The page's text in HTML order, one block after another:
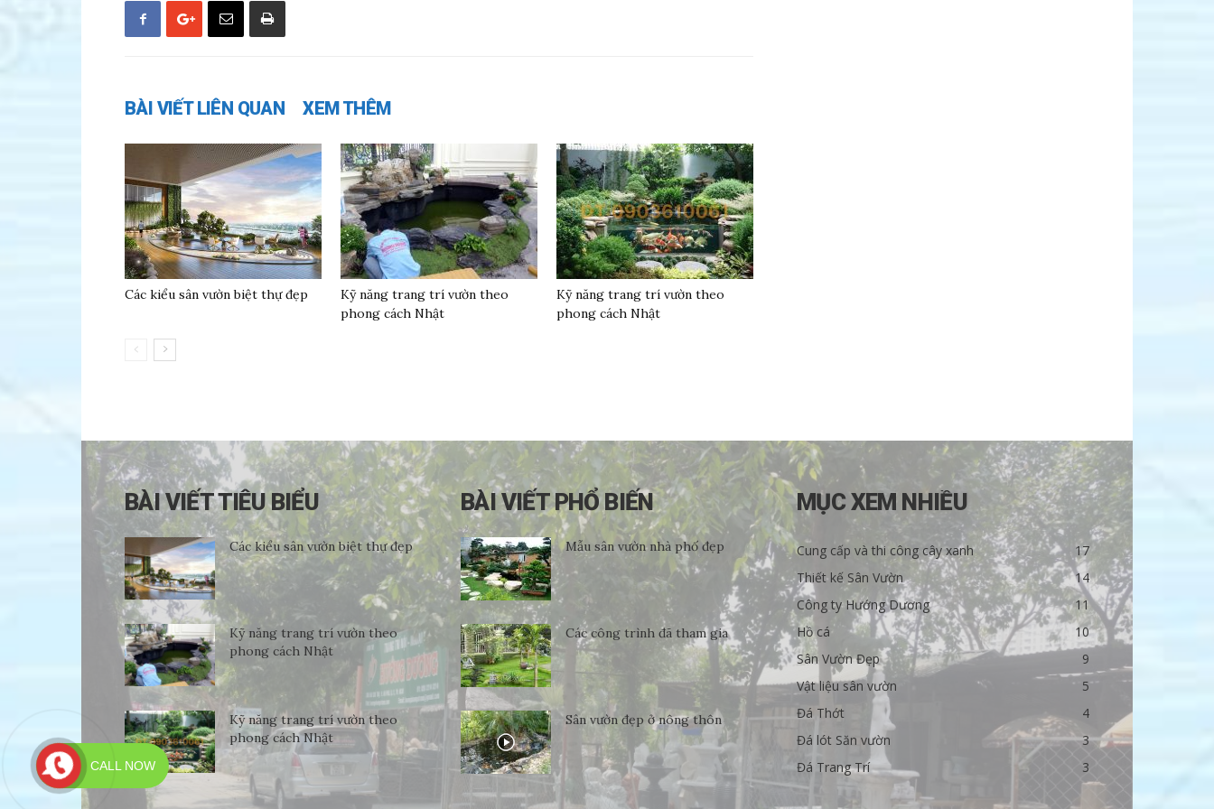
BÀI VIẾT LIÊN QUAN XEM THÊM
Các kiểu sân vườn biệt thự đẹp
Kỹ năng trang trí vườn theo
phong cách Nhật
Kỹ năng trang trí vườn theo
phong cách Nhật
BÀI VIẾT TIÊU BIỂU
Các kiểu sân vườn biệt thự đẹp
Kỹ năng trang trí vườn theo
phong cách Nhật
Kỹ năng trang trí vườn theo
phong cách Nhật
BÀI VIẾT PHỔ BIẾN
Mẫu sân vườn nhà phố đẹp
Các công trình đã tham gia
Sân vườn đẹp ở nông thôn
MỤC XEM NHIỀU
Cung cấp và thi công cây xanh
17
Thiết kế Sân Vườn
14
Công ty Hướng Dương
11
Hồ cá
10
Sân Vườn Đẹp
9
Vật liệu sân vườn
5
Đá Thớt
4
Đá lót Săn vườn
3
Đá Trang Trí
3
CALL NOW